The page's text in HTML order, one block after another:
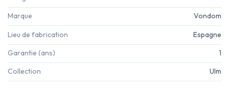
Marque Vondom
Lieu de fabrication Espagne
Garantie (ans) 1
Collection Ulm